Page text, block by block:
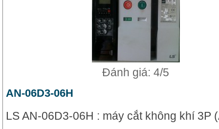
Đánh giá: 4/5
AN-06D3-06H
LS AN-06D3-06H : máy cắt không khí 3P